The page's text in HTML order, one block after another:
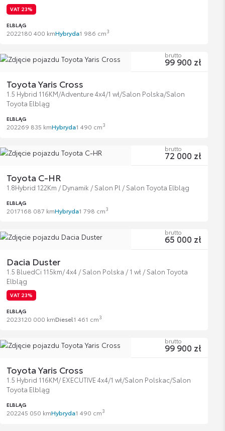
VAT 23%
ELBLĄG
2022180 400 kmHybryda1 986 cm3
Toyota Yaris Cross
1.5 Hybrid 116KM/Adventure 4x4/1 wł/Salon Polska/Salon
Toyota Elbląg
ELBLĄG
202269 835 kmHybryda1 490 cm3
brutto
99 900 zł
Toyota C-HR
1.8Hybrid 122Km / Dynamik / Salon Pl / Salon Toyota Elbląg
ELBLĄG
2017168 087 kmHybryda1 798 cm3
brutto
72 000 zł
Dacia Duster
1.5 BluedCi 115km/ 4x4 / Salon Polska / 1 wł / Salon Toyota
Elbląg
VAT 23%
ELBLĄG
2023120 000 kmDiesel1 461 cm3
brutto
65 000 zł
Toyota Yaris Cross
1.5 Hybrid 116KM/ EXECUTIVE 4x4/1 wł/Salon Polskac/Salon
Toyota Elbląg
ELBLĄG
202245 050 kmHybryda1 490 cm3
brutto
99 900 zł